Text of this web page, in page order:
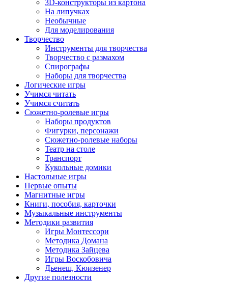
3D-конструкторы из картона
На липучках
Необычные
Для моделирования
Творчество
Инструменты для творчества
Творчество с размахом
Спирографы
Наборы для творчества
Логические игры
Учимся читать
Учимся считать
Сюжетно-ролевые игры
Наборы продуктов
Фигурки, персонажи
Сюжетно-ролевые наборы
Театр на столе
Транспорт
Кукольные домики
Настольные игры
Первые опыты
Магнитные игры
Книги, пособия, карточки
Музыкальные инструменты
Методики развития
Игры Монтессори
Методика Домана
Методика Зайцева
Игры Воскобовича
Дьенеш, Кюизенер
Другие полезности